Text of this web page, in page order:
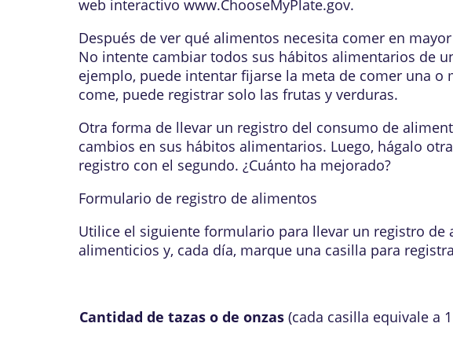
web interactivo www.ChooseMyPlate.gov.
Después de ver qué alimentos necesita comer en
No intente cambiar todos sus hábitos alimentarios de
ejemplo, puede intentar fijarse la meta de comer una
come, puede registrar solo las frutas y verduras.
Otra forma de llevar un registro del consumo de
cambios en sus hábitos alimentarios. Luego, hágalo
registro con el segundo. ¿Cuánto ha mejorado?
Formulario de registro de alimentos
Utilice el siguiente formulario para llevar un registro
alimenticios y, cada día, marque una casilla para
Cantidad de tazas o de onzas(cada casilla equivale a